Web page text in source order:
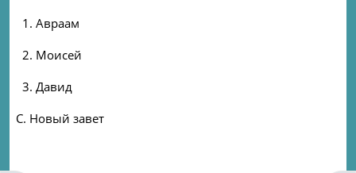
1. Авраам
2. Моисей
3. Давид
C. Новый завет